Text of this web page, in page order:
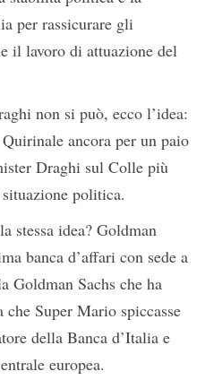
per rassicurare gli
il lavoro di attuazione del
non si può, ecco l’idea:
ancora per un paio
Draghi sul Colle più
politica.
stessa idea? Goldman
banca d’affari con sede a
Goldman Sachs che ha
Super Mario spiccasse
della Banca d’Italia e
europea.